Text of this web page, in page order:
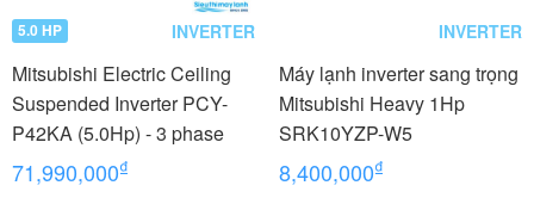
5.0 HP INVERTER
Mitsubishi Electric Ceiling
Suspended Inverter PCY-
P42KA (5.0Hp) - 3 phase
71,990,000₫
INVERTER
Máy lạnh inverter sang trọng
Mitsubishi Heavy 1Hp
SRK10YZP-W5
8,400,000₫